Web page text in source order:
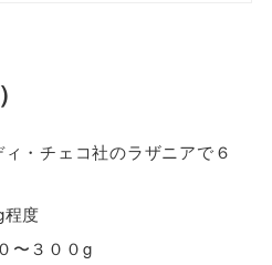
・チェコ社のラザニアで６
程度
〜３００g